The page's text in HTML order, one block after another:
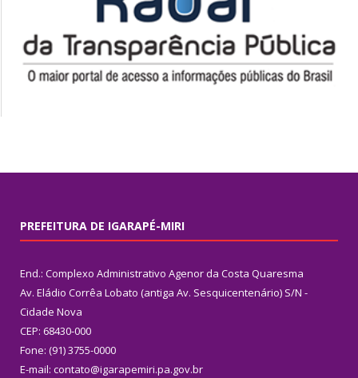
PREFEITURA DE IGARAPÉ-MIRI
End.: Complexo Administrativo Agenor da Costa Quaresma
Av. Eládio Corrêa Lobato (antiga Av. Sesquicentenário) S/N -
Cidade Nova
CEP: 68430-000
Fone: (91) 3755-0000
E-mail: contato@igarapemiri.pa.gov.br